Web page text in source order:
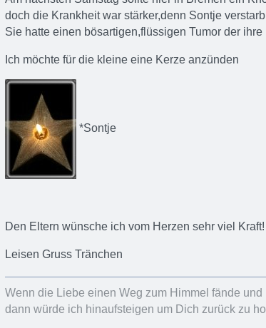
doch die Krankheit war stärker,denn Sontje
Sie hatte einen bösartigen,flüssigen Tumor der
Ich möchte für die kleine eine Kerze anzünden
*Sontje
Den Eltern wünsche ich vom Herzen sehr viel Kraft!
Leisen Gruss Tränchen
Wenn die Liebe einen Weg zum Himmel fände
dann würde ich hinaufsteigen um Dich zurück zu